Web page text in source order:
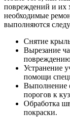
повреждений и их
необходимые
выполняются
Снятие
Вырезание
Устранение
помощи
Выполнение
порогов к
Обработка
покраски.